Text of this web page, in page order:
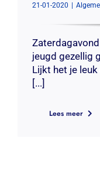
21-01-2020 |
jeugd gezellig
Lijkt het je leuk
[...]
Lees meer